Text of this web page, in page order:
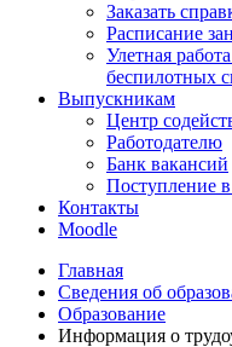
Заказать
Расписание
Улетная
беспилотных
Выпускникам
Центр
Работодателю
Банк вакансий
Поступление
Контакты
Moodle
Главная
Сведения об
Образование
Информация о